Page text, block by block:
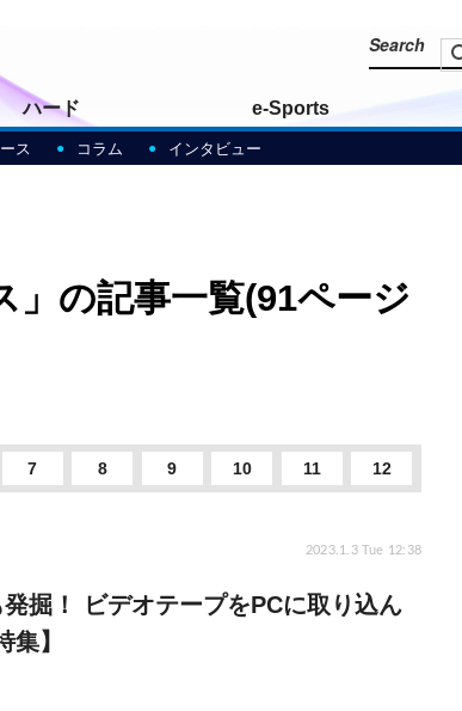
ス コラム インタビュー
ハード e-Sports
」の記事一覧(91ページ
7 8 9 10 11 12
2023.1.3 Tue 12:38
掘！ ビデオテープをPCに取り込ん
】